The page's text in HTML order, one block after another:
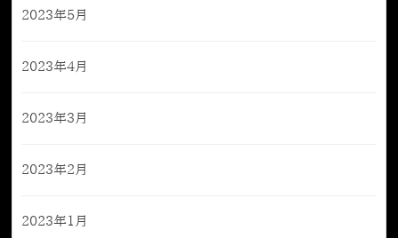
2023年5月
2023年4月
2023年3月
2023年2月
2023年1月